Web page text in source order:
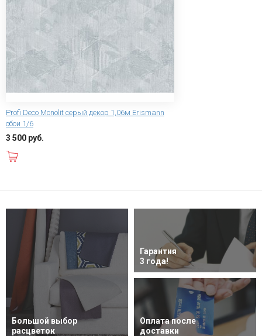
Profi Deco Monolit серый декор 1,06м Erismann
обои 1/6
3 500 руб.
Большой выбор
расцветок
Гарантия
3 года!
Оплата после
доставки